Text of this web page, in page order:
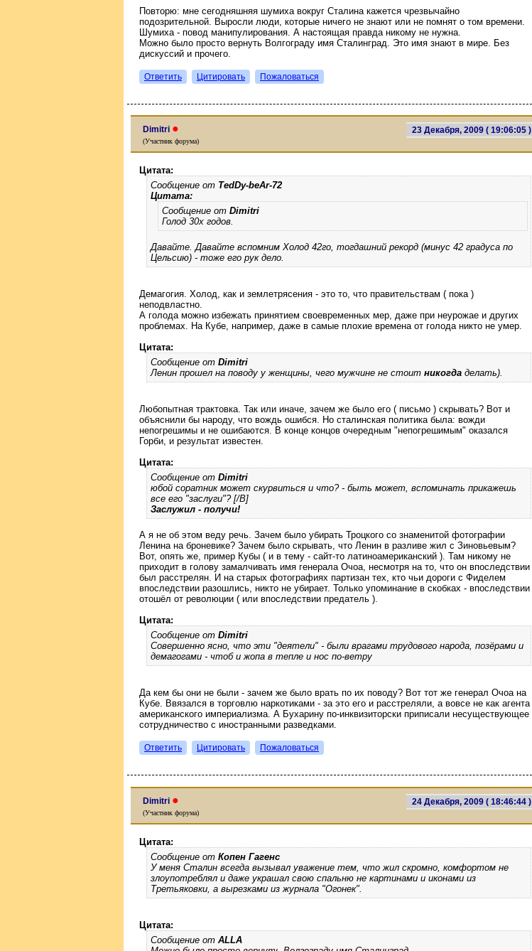
Повторю: мне сегодняшняя шумиха вокруг Сталина кажется чрезвычайно
подозрительной. Выросли люди, которые ничего не знают или не помнят о том времени.
Шумиха - повод манипулирования. А настоящая правда никому не нужна.
Можно было просто вернуть Волгограду имя Сталинград. Это имя знают в мире. Без
дискуссий и прочего.
Ответить Цитировать Пожаловаться
23 Декабря, 2009 ( 19:06:05 )
Dimitri ●
(Участник форума)
Цитата:
Сообщение от TedDy-beAr-72
Цитата:
Сообщение от Dimitri
Голод 30х годов.
Давайте. Давайте вспомним Холод 42го, тогдашний рекорд (минус 42 градуса по
Цельсию) - тоже его рук дело.
Демагогия. Холод, как и землетрясения - это то, что правительствам ( пока )
неподвластно.
А голода можно избежать принятием своевременных мер, даже при неурожае и других
проблемах. На Кубе, например, даже в самые плохие времена от голода никто не умер.
Цитата:
Сообщение от Dimitri
Ленин прошел на поводу у женщины, чего мужчине не стоит никогда делать).
Любопытная трактовка. Так или иначе, зачем же было его ( письмо ) скрывать? Вот и
объяснили бы народу, что вождь ошибся. Но сталинская политика была: вожди
непогрешимы и не ошибаются. В конце концов очередным "непогрешимым" оказался
Горби, и результат известен.
Цитата:
Сообщение от Dimitri
юбой соратник может скурвиться и что? - быть может, вспоминать прикажешь
все его "заслуги"? [/B]
Заслужил - получи!
А я не об этом веду речь. Зачем было убирать Троцкого со знаменитой фотографии
Ленина на броневике? Зачем было скрывать, что Ленин в разливе жил с Зиновьевым?
Вот, опять же, пример Кубы ( и в тему - сайт-то латиноамериканский ). Там никому не
приходит в голову замалчивать имя генерала Очоа, несмотря на то, что он впоследствии
был расстрелян. И на старых фотографиях партизан тех, кто чьи дороги с Фиделем
впоследствии разошлись, никто не убирает. Только упоминание в скобках - впоследствии
отошёл от революции ( или впоследствии предатель ).
Цитата:
Сообщение от Dimitri
Совершенно ясно, что эти "деятели" - были врагами трудового народа, позёрами и
демагогами - чтоб и жопа в тепле и нос по-ветру
Да кем бы они не были - зачем же было врать по их поводу? Вот тот же генерал Очоа на
Кубе. Ввязался в торговлю наркотиками - за это его и расстреляли, а вовсе не как агента
американского империализма. А Бухарину по-инквизиторски приписали несуществующее
сотрудничество с иностранными разведками.
Ответить Цитировать Пожаловаться
24 Декабря, 2009 ( 18:46:44 )
Dimitri ●
(Участник форума)
Цитата:
Сообщение от Копен Гагенс
У меня Сталин всегда вызывал уважение тем, что жил скромно, комфортом не
злоупотреблял и даже украшал свою спальню не картинами и иконами из
Третьяковки, а вырезками из журнала "Огонек".
Цитата:
Сообщение от ALLA